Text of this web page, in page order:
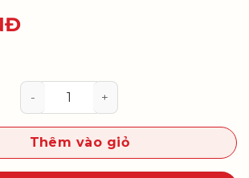
Tiếng Việt 1, tập một - Sách
Thêm vào giỏ